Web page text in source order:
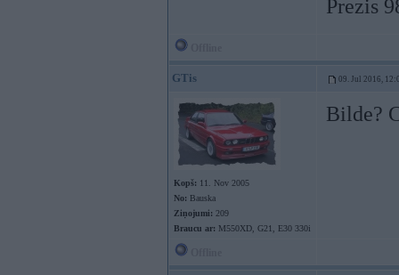
Prezis
GTis 09. Jul 2016,
Kopš: 11. Nov 2005
No: Bauska
Ziņojumi: 209
Braucu ar: M550XD, G21, E30 330i
Bilde?